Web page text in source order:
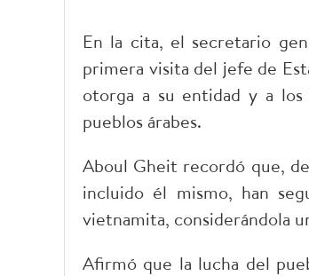
En la cita, el secretario
primera visita del jefe de
otorga a su entidad y a
pueblos árabes.
Aboul Gheit recordó que,
incluido él mismo, han
vietnamita, considerándola
Afirmó que la lucha del